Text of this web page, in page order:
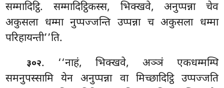
सम्मादिट्ठि. सम्मादिट्ठिकस्स, भिक्खवे, अनुप्पन्ना चेव
अकुसला धम्मा नुप्पज्जन्ति उप्पन्ना च अकुसला धम्मा
परिहायन्ती’’ति.
३०२. ‘‘नाहं, भिक्खवे, अञ्ञं एकधम्मम्पि
समनुपस्सामि येन अनुप्पन्ना वा मिच्छादिट्ठि उप्पज्जति